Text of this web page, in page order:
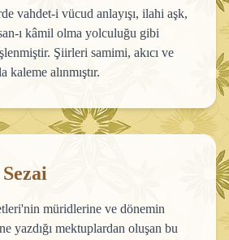
vahdet-i vücud anlayışı, ilahi aşk,
ı kâmil olma yolculuğu gibi
Şiirleri samimi, akıcı ve
alınmıştır.
müridlerine ve dönemin
yazdığı mektuplardan oluşan bu